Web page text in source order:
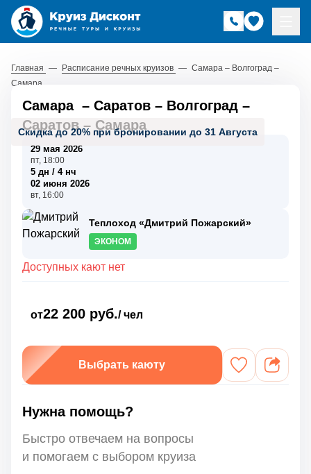
Главная — Расписание речных круизов — Самара – Волгоград –
Самара
Скидка до 20% при бронировании до 31 Августа
Самара – Саратов – Волгоград –
Саратов– Самара
29 мая 2026
пт, 18:00
5 дн / 4 нч
02 июня 2026
вт, 16:00
Теплоход «Дмитрий Пожарский»
ЭКОНОМ
Доступных кают нет
от22 200 руб./ чел
Выбрать каюту
Нужна помощь?
Быстро отвечаем на вопросы
и помогаем с выбором круиза